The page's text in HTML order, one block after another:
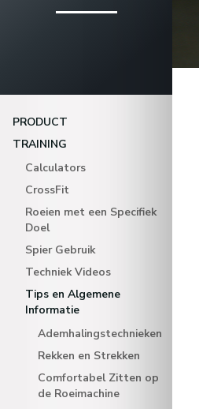
PRODUCT
TRAINING
Calculators
CrossFit
Roeien met een Specifiek
Doel
Spier Gebruik
Techniek Videos
Tips en Algemene
Informatie
Ademhalingstechnieken
Rekken en Strekken
Comfortabel Zitten op
de Roeimachine